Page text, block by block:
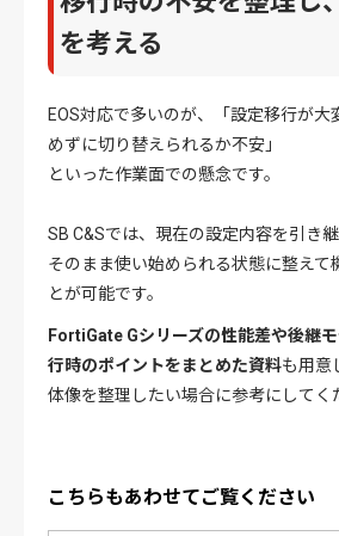
を考える
EOS対応で多いのが、「設定移行が大
めずに切り替えられるか不安」
といった作業面での懸念です。
SB C&Sでは、現在の設定内容を引き継
そのまま使い始められる状態に整えて
とが可能です。
FortiGate Gシリーズの性能差や後継
行時のポイントをまとめた資料も用意
体像を整理したい場合に参考にしてく
こちらもあわせてご覧ください